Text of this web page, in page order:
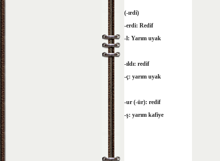
(-ırdi)
-erdi: Redif
-l: Yarım uyak
-ıldı: redif
-ç: yarım uyak
-ur (-ür): redif
-ş: yarım kafiye